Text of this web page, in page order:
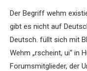
Der Begriff wehm
gibt es nicht auf
Deutsch. füllt sich mit
Wehm „rscheint, ui“ in
Forumsmitglieder, der